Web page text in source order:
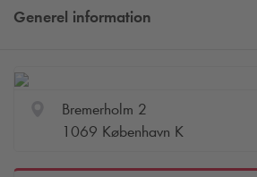
Generel information
Bremerholm 2
1069 København K